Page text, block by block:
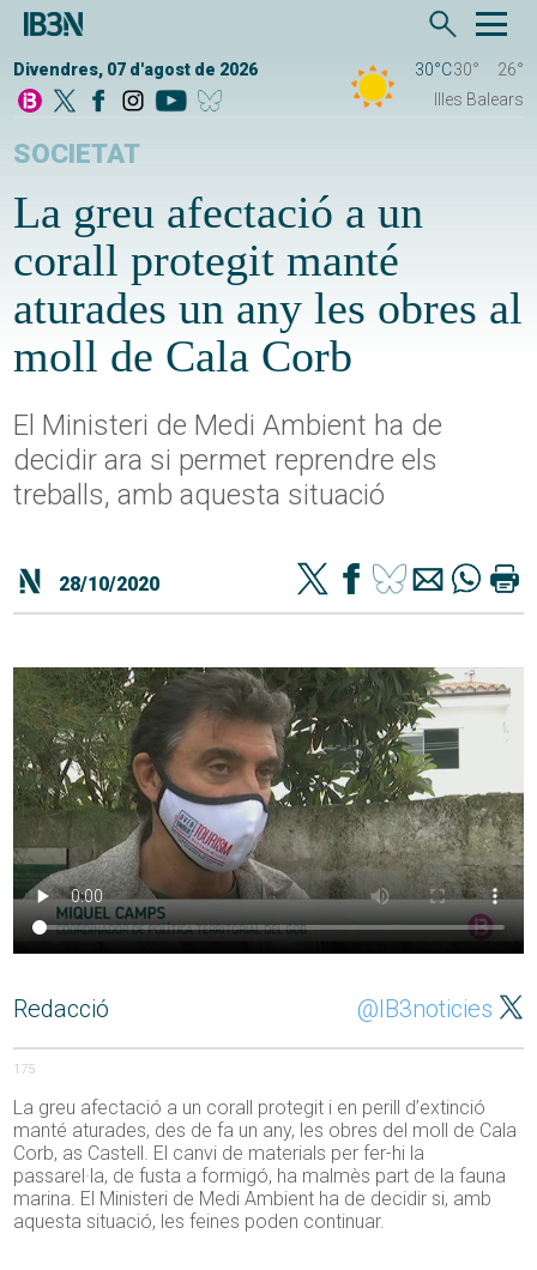
Divendres, 07 d'agost de 2026 30°C30°
26°
Illes Balears
SOCIETAT
La greu afectació a un
corall protegit manté
aturades un any les obres al
moll de Cala Corb
El Ministeri de Medi Ambient ha de
decidir ara si permet reprendre els
treballs, amb aquesta situació
28/10/2020
Redacció @IB3noticies
175
La greu afectació a un corall protegit i en perill d’extinció
manté aturades, des de fa un any, les obres del moll de Cala
Corb, as Castell. El canvi de materials per fer-hi la
passarel·la, de fusta a formigó, ha malmès part de la fauna
marina. El Ministeri de Medi Ambient ha de decidir si, amb
aquesta situació, les feines poden continuar.